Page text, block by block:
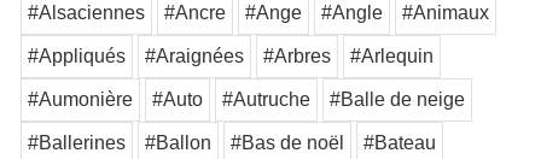
#Alsaciennes #Ancre #Ange #Angle #Animaux
#Appliqués #Araignées #Arbres #Arlequin
#Aumonière #Auto #Autruche #Balle de neige
#Ballerines #Ballon #Bas de noël #Bateau